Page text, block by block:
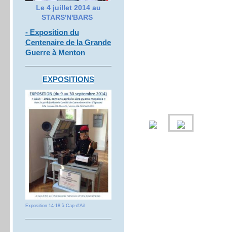
Le 4 juillet 2014 au
STARS'N'BARS
- Exposition du
Centenaire de la Grande
Guerre à Menton
EXPOSITIONS
Exposition 14-18 à Cap-d'Ail